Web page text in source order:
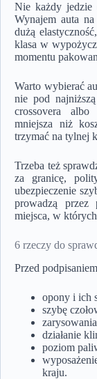
Nie każdy jedzie
Wynajem auta
dużą
klasa w
momentu
Warto wybierać
nie pod
crossovera
mniejsza niż
trzymać na tylnej
Trzeba też
za granicę,
ubezpieczenie
prowadzą
miejsca, w
6 rzeczy do
Przed
opony i ich
szybę
działanie
poziom
kraju.